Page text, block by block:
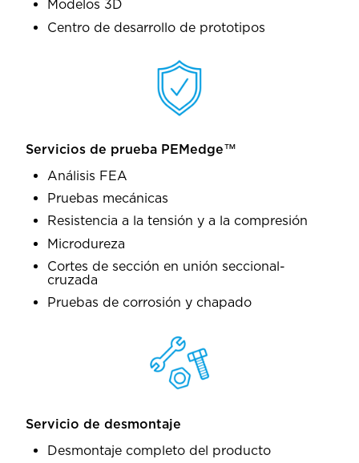
Modelos 3D
Centro de desarrollo de prototipos
Servicios de prueba PEMedge™
Análisis FEA
Pruebas mecánicas
Resistencia a la tensión y a la compresión
Microdureza
Cortes de sección en unión seccional-
cruzada
Pruebas de corrosión y chapado
Servicio de desmontaje
Desmontaje completo del producto